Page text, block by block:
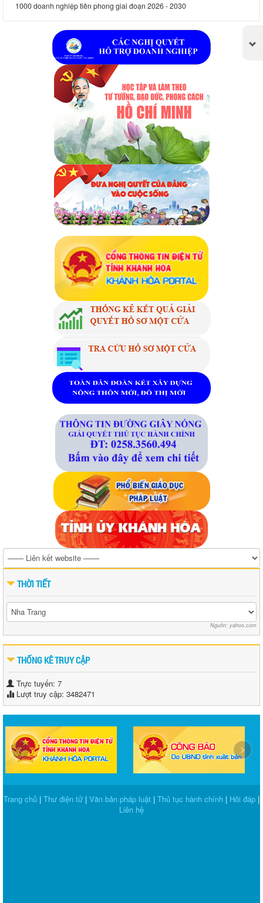
1000 doanh nghiệp tiên phong giai đoạn 2026 - 2030
THỜI TIẾT
Nguồn: yahoo.com
THỐNG KÊ TRUY CẬP
Trực tuyến: 7
Lượt truy cập: 3482471
‹ ›
Trang chủ | Thư điện tử | Văn bản pháp luật | Thủ tục hành chính | Hỏi đáp |
Liên hệ